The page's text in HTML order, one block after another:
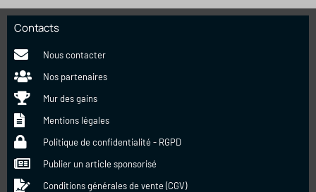
Contacts
Nous contacter
Nos partenaires
Mur des gains
Mentions légales
Politique de confidentialité - RGPD
Publier un article sponsorisé
Conditions générales de vente (CGV)